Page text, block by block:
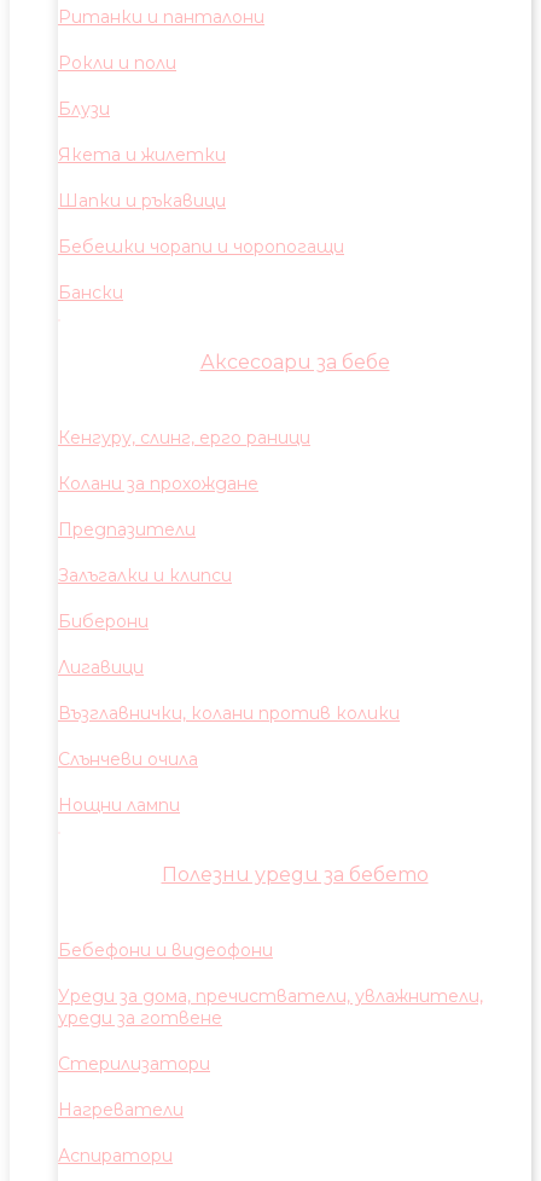
Ританки и панталони
Рокли и поли
Блузи
Якета и жилетки
Шапки и ръкавици
Бебешки чорапи и чоропогащи
Бански
Аксесоари за бебе
Кенгуру, слинг, ерго раници
Колани за прохождане
Предпазители
Залъгалки и клипси
Биберони
Лигавици
Възглавнички, колани против колики
Слънчеви очила
Нощни лампи
Полезни уреди за бебето
Бебефони и видеофони
Уреди за дома, пречистватели, увлажнители,
уреди за готвене
Стерилизатори
Нагреватели
Аспиратори